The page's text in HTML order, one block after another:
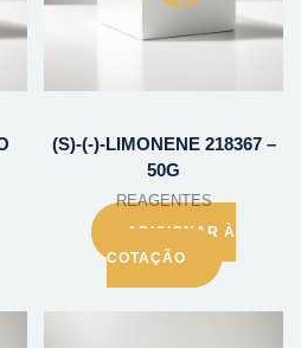
(S)-(-)-LIMONENE 218367 –
50G
REAGENTES
ADICIONAR À
COTAÇÃO